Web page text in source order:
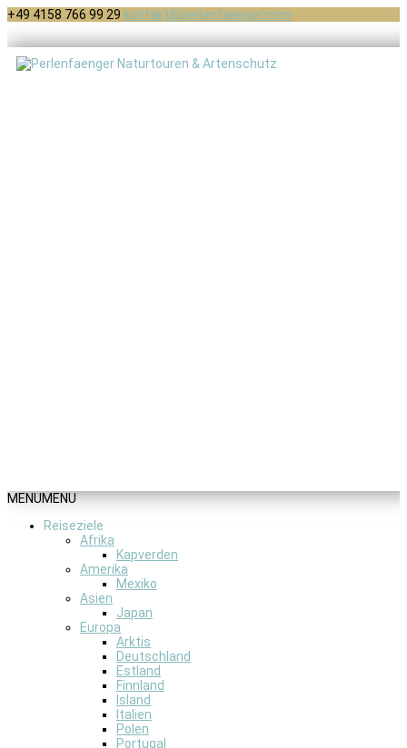
+49 4158 766 99 29 kontakt@perlenfaenger.com
MENUMENU
Reiseziele
Afrika
Kapverden
Amerika
Mexiko
Asien
Japan
Europa
Arktis
Deutschland
Estland
Finnland
Island
Italien
Polen
Portugal